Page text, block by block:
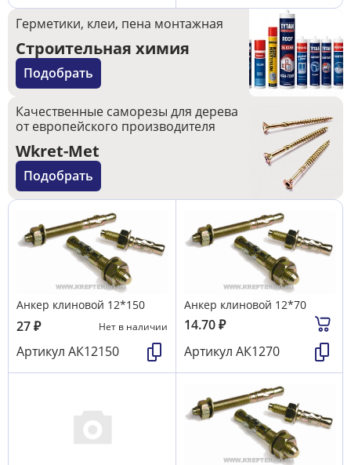
Герметики, клеи, пена монтажная
Строительная химия
Подобрать
Качественные саморезы для дерева
от европейского производителя
Wkret-Met
Подобрать
Анкер клиновой 12*150
27₽ Нет в наличии
Артикул АК12150
Анкер клиновой 12*70
14.70₽
Артикул АК1270